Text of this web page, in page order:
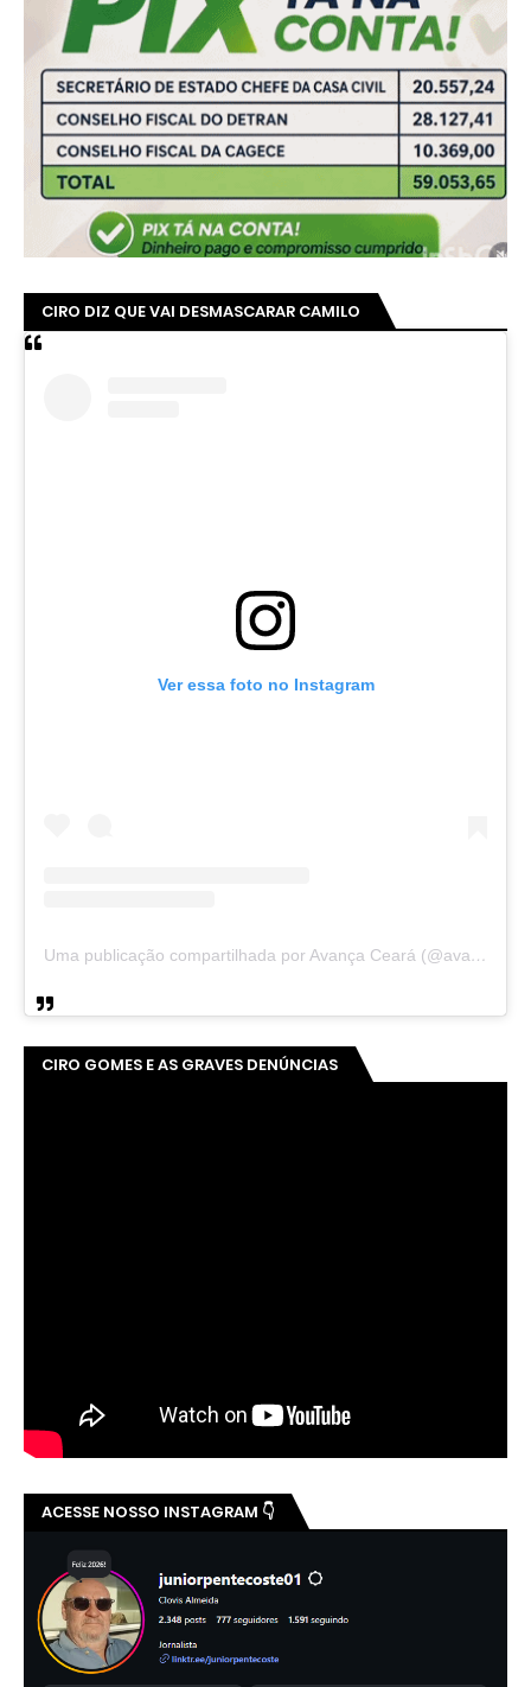
CIRO DIZ QUE VAI DESMASCARAR CAMILO
Ver essa foto no Instagram
Uma publicação compartilhada por Avança Ceará (@avancaceara)
CIRO GOMES E AS GRAVES DENÚNCIAS
ACESSE NOSSO INSTAGRAM 👇